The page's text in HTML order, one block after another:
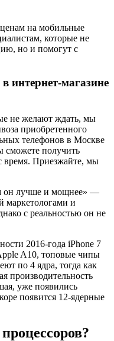
на мобильные
которые не
но и помогут с
интернет-магазине
не желают ждать, мы
приобретенного
телефонов в Москве
сможете получить
время. Приезжайте, мы
он лучше и мощнее» —
маркетологами и
с реальностью он не
2016-года іPhone 7
A10, топовые чипы
по 4 ядра, тогда как
производительность
уже появились
появится 12-ядерные